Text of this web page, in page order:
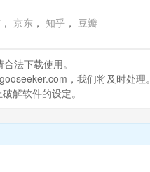
， 京东 ， 知乎 ， 豆瓣
法下载使用。
，我们将及时处理。
解软件的设定。